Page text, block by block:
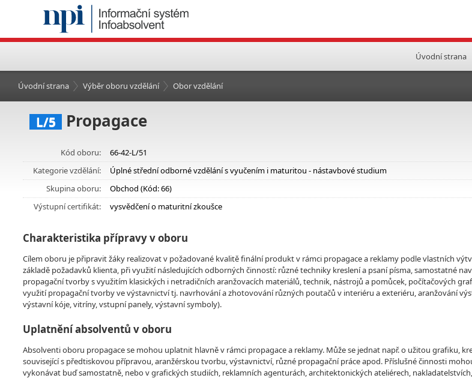
Úvodní strana
Úvodní strana Výběr oboru vzdělání Obor vzdělání
L/5 Propagace
Kód oboru:
66-42-L/51
Kategorie vzdělání:
Úplné střední odborné vzdělání s vyučením i maturitou - nástavbové studium
Skupina oboru:
Obchod (Kód: 66)
Výstupní certifikát:
vysvědčení o maturitní zkoušce
Charakteristika přípravy v oboru
Cílem oboru je připravit žáky realizovat v požadované kvalitě finální produkt v rámci propagace a reklamy podle vlastních
základě požadavků klienta, při využití následujících odborných činností: různé techniky kreslení a psaní písma, samostatné
propagační tvorby s využitím klasických i netradičních aranžovacích materiálů, technik, nástrojů a pomůcek, počítačových
využití propagační tvorby ve výstavnictví tj. navrhování a zhotovování různých poutačů v interiéru a exteriéru, aranžování
výstavní kóje, vitríny, vstupní panely, výstavní symboly).
Uplatnění absolventů v oboru
Absolventi oboru propagace se mohou uplatnit hlavně v rámci propagace a reklamy. Může se jednat např. o užitou grafiku,
související s předtiskovou přípravou, aranžérskou tvorbu, výstavnictví, různé propagační práce apod. Příslušné činnosti
vykonávat buď samostatně, nebo v grafických studiích, reklamních agenturách, architektonických ateliérech,